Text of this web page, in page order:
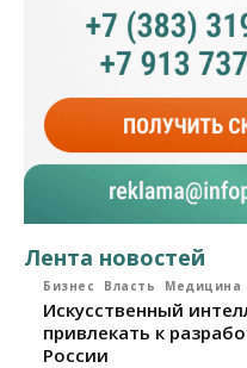
Лента новостей
Бизнес Власть Медицина
Искусственный
привлекать к
России